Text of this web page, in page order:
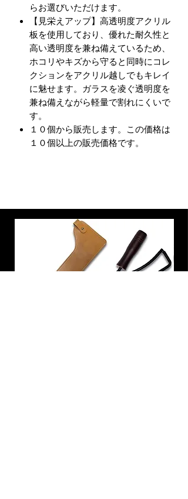
らお選びいただけます。
【見栄えアップ】高透明度アクリル
板を使用しており、優れた耐久性と
高い透明度を兼ね備えているため、
ホコリやキズから守ると同時にコレ
クションをアクリル越しでもキレイ
に魅せます。ガラスを凌ぐ透明度を
兼ね備えながら軽量で割れにくいで
す。
１０個から販売します。この価格は
１０個以上の販売価格です。